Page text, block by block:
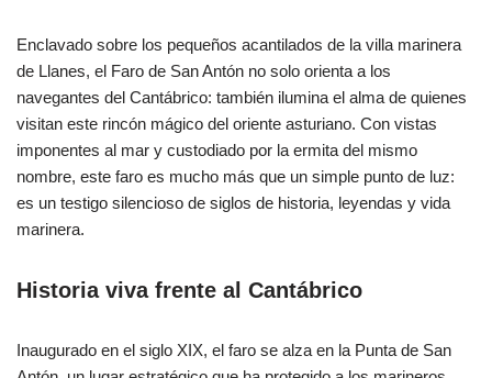
Enclavado sobre los pequeños acantilados de la villa marinera
de Llanes, el Faro de San Antón no solo orienta a los
navegantes del Cantábrico: también ilumina el alma de quienes
visitan este rincón mágico del oriente asturiano. Con vistas
imponentes al mar y custodiado por la ermita del mismo
nombre, este faro es mucho más que un simple punto de luz:
es un testigo silencioso de siglos de historia, leyendas y vida
marinera.
Historia viva frente al Cantábrico
Inaugurado en el siglo XIX, el faro se alza en la Punta de San